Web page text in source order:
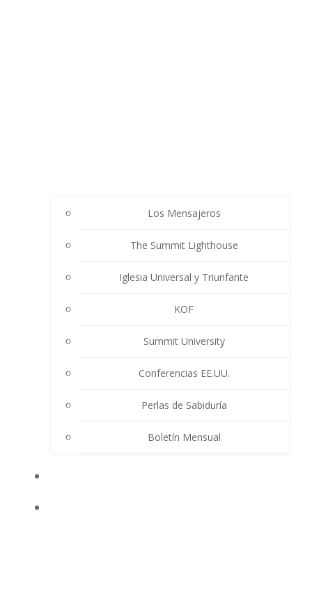
Los Mensajeros
The Summit Lighthouse
Iglesia Universal y Triunfante
KOF
Summit University
Conferencias EE.UU.
Perlas de Sabiduría
Boletín Mensual